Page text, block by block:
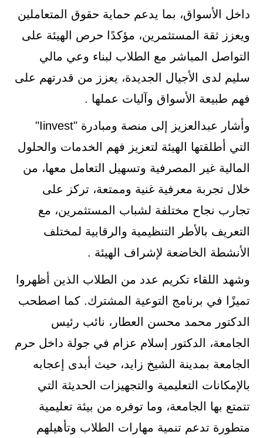
داخل الأسواق، بما يدعم حماية حقوق المتعاملين
ويعزز ثقة المستثمرين، مؤكدًا حرص الهيئة على
التواصل المباشر مع الطلاب لبناء وعي مالي
سليم لدى الأجيال الجديدة، يعزز من قدرتهم على
فهم طبيعة الأسواق وآليات عملها .
وأشار عبدالعزيز إلى منصة ومبادرة "Iinvest"
التي أطلقتها الهيئة لتعزيز فهم الخدمات والحلول
المالية غير المصرفية وتسهيل التعامل معها، من
خلال تجربة معرفية غنية وممتعة، تركز على
تجارب نجاح مختلفة لشباب المستثمرين، مع
التعريف بالأطر التنظيمية والرقابية لمختلف
الأنشطة الخاضعة لإشراف الهيئة .
وشهد اللقاء تكريم عدد من الطلاب الذين أظهروا
تميزًا في برنامج التوعية المشترك. كما اصطحب
الدكتور محمد محسن العطار، نائب رئيس
الجامعة، الدكتور إسلام عزام في جولة داخل حرم
الجامعة بمدينة الشيخ زايد، حيث أبدى إعجابه
بالإمكانات التعليمية والتجهيزات الحديثة التي
تتمتع بها الجامعة، وما توفره من بيئة تعليمية
متطورة تدعم تنمية مهارات الطلاب وتأهيلهم